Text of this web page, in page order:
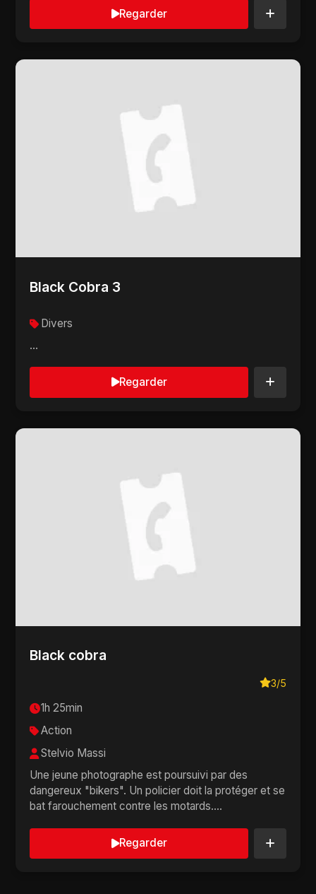
Regarder
Black Cobra 3
Divers
...
Regarder
Black cobra
3/5
1h 25min
Action
Stelvio Massi
Une jeune photographe est poursuivi par des
dangereux "bikers". Un policier doit la protéger et se
bat farouchement contre les motards....
Regarder